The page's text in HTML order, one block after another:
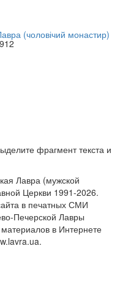
(чоловічий монастир)
фрагмент текста и
Лавра (мужской
Церкви 1991-2026.
в печатных СМИ
Печерской Лавры
в Интернете